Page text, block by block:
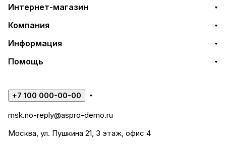
Интернет-магазин
Компания
Информация
Помощь
+7 100 000-00-00
msk.no-reply@aspro-demo.ru
Москва, ул. Пушкина 21, 3 этаж, офис 4